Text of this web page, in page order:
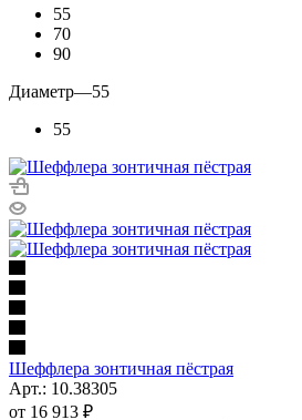
55
70
90
Диаметр—55
55
Шеффлера зонтичная пёстрая
Арт.: 10.38305
от 16 913 ₽